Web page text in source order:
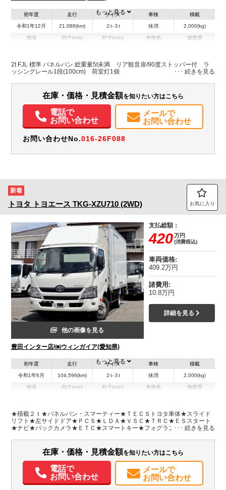
初年度
令和1年12月
走行
21,088(km)
サイズ
２t-３t
車検
抹消
積載
2,000(kg)
地域 内寸(mm)
H:2,050
外寸(mm)
H:2,950
本体色 修復歴
パワステ パワーウィンドウ ABS エアバッグ
集中ドアロック
電動格納ミラー
バックモニター ドラレコ
取扱説明書（一部含む）
PMマフラー
もっと見る
2t FJL 標準 パネルバン 総重量5t未満 リア観音扉/90度ストッパー付 ラ
ッシングレール1段(100cm) 荷室灯1個
在庫・価格・見積金額を知りたい方はこちら
電話で
お問い合わせ
メールで
お問い合わせ
お問い合わせNo.016-26F088
新着
トヨタ トヨエース TKG-XZU710 (2WD) お気に入り
他の画像を見る
豊田インター店/㈱ウィンガイア(愛知県)
支払総額：
420万円
(消費税込)
車両価格:
409.2万円
諸費用:
10.8万円
詳細を見る
初年度
令和1年6月
走行
104,596(km)
サイズ
２t-３t
車検
抹消
積載
2,000(kg)
地域 内寸(mm) 外寸(mm) 本体色 修復歴
装備情報
バックモニター
もっと見る
★積載２ｔ★パネルバン・スマーティー★ＴＥＣＳトヨタ車体★スライド
リフト★左サイドドア★ＰＣＳ★ＬＤＡ★ＶＳＣ★ＴＲＣ★ＥＳスタート
★ナビ★バックカメラ★ＥＴＣ★スマートキー★フォグランプ★車両総重
１９７★荷台地上高約９２ｃｍ★ラッシングレール１段★フロアマット★
車両・上物取説★導風板★リフト能力６００ＫＧ★ゲート長１１０ｃｍ★
在庫・価格・見積金額を知りたい方はこちら
電話で
お問い合わせ
メールで
お問い合わせ